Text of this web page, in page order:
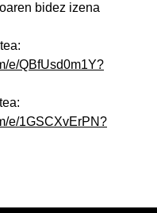
bidez izena
e/QBfUsd0m1Y?
e/1GSCXvErPN?